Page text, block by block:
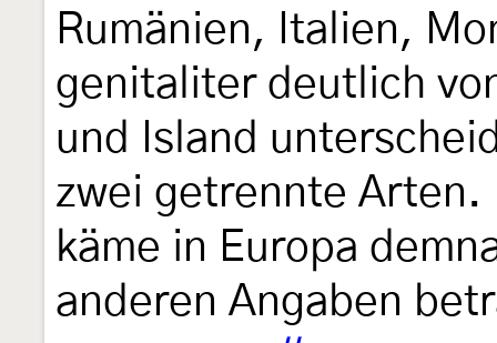
Rumänien, Italien,
genitaliter deutlich
und Island
zwei getrennte Arten.
käme in Europa
anderen Angaben